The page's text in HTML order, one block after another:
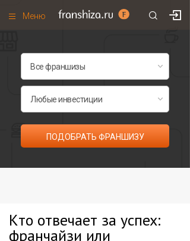
Меню
Франшизы по категориям
Рейтинг франшиз
Все франшизы списком
ПОДОБРАТЬ ФРАНШИЗУ
Кто отвечает за успех:
франчайзи или